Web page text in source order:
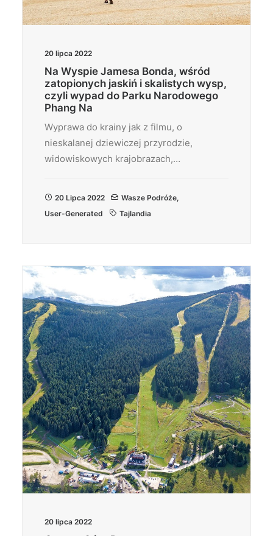
20 lipca 2022
Na Wyspie Jamesa Bonda, wśród
zatopionych jaskiń i skalistych wysp,
czyli wypad do Parku Narodowego
Phang Na
Wyprawa do krainy jak z filmu, o
nieskalanej dziewiczej przyrodzie,
widowiskowych krajobrazach,…
20 Lipca 2022 Wasze Podróże,
User-Generated
Tajlandia
20 lipca 2022